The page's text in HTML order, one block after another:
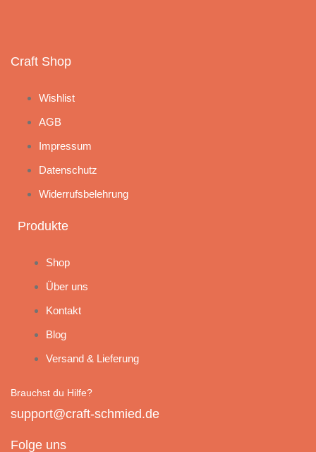
Craft Shop
Wishlist
AGB
Impressum
Datenschutz
Widerrufsbelehrung
Produkte
Shop
Über uns
Kontakt
Blog
Versand & Lieferung
Brauchst du Hilfe?
support@craft-schmied.de
Folge uns